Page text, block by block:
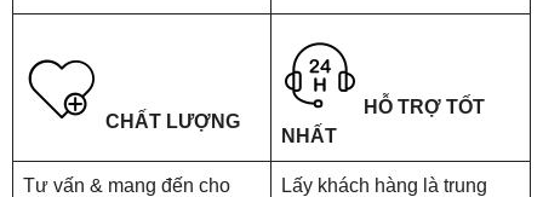
CHẤT LƯỢNG
HỖ TRỢ TỐT
NHẤT
Tư vấn & mang đến cho
Lấy khách hàng là trung